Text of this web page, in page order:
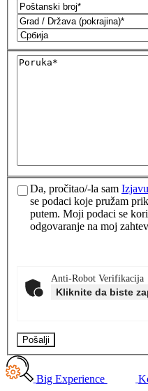
Da, pročitao/-la sam
se podaci koje pružam
putem. Moji podaci se
odgovaranje na moj
Anti-Robot Verifikacija
Kliknite da biste
Pošalji
Big Experience